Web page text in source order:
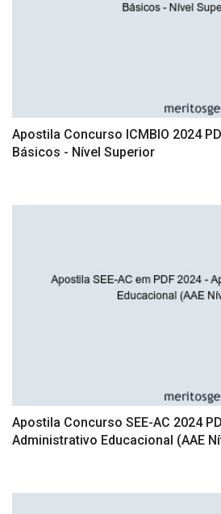
Apostila Concurso ICMBIO 2024
Básicos - Nível Superior
Apostila Concurso SEE-AC 2024
Administrativo Educacional (AAE